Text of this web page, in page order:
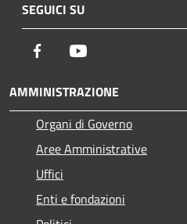
SEGUICI SU
Facebook
AMMINISTRAZIONE
Organi di Governo
Aree Amministrative
Uffici
Enti e fondazioni